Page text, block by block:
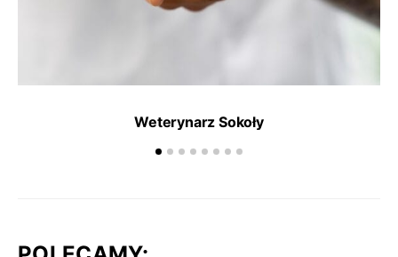
Weterynarz Sokoły